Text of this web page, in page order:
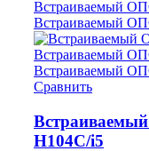
Сравнить
H104С/i5